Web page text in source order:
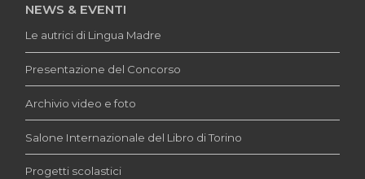
NEWS & EVENTI
Le autrici di Lingua Madre
Presentazione del Concorso
Archivio video e foto
Salone Internazionale del Libro di Torino
Progetti scolastici